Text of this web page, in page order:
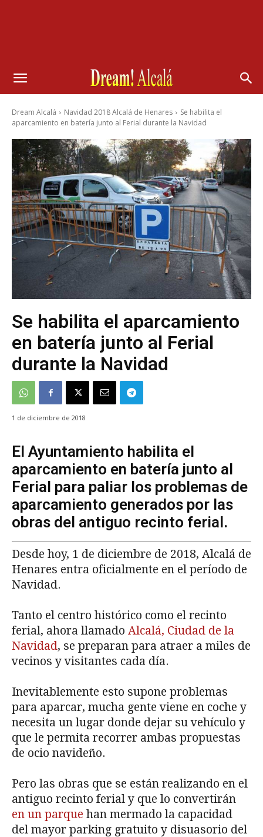
Dream Alcalá Navidad 2018 Alcalá de Henares
Se habilita el
aparcamiento en batería junto al Ferial durante la Navidad
Se habilita el aparcamiento
en batería junto al Ferial
durante la Navidad
1 de diciembre de 2018
El Ayuntamiento habilita el
aparcamiento en batería junto al
Ferial para paliar los problemas de
aparcamiento generados por las
obras del antiguo recinto ferial.
Desde hoy, 1 de diciembre de 2018, Alcalá de
Henares entra oficialmente en el período de
Navidad.
Tanto el centro histórico como el recinto
ferial, ahora llamado Alcalá, Ciudad de la
Navidad, se preparan para atraer a miles de
vecinos y visitantes cada día.
Inevitablemente esto supone problemas
para aparcar, mucha gente viene en coche y
necesita un lugar donde dejar su vehículo y
que le permita recorrer ambas propuestas
de ocio navideño.
Pero las obras que se están realizando en el
antiguo recinto ferial y que lo convertirán
en un parque han mermado la capacidad
del mayor parking gratuito y disuasorio del